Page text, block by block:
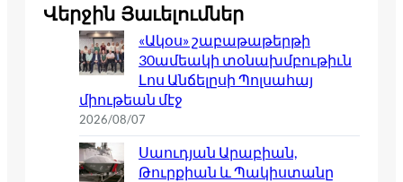
Վերջին Յաւելումներ
«Ակօս» շաբաթաթերթի
30ամեակի տօնախմբութիւն
Լոս Անճելըսի Պոլսահայ
միութեան մէջ
2026/08/07
Սաուդյան Արաբիան,
Թուրքիան և Պակիստանը